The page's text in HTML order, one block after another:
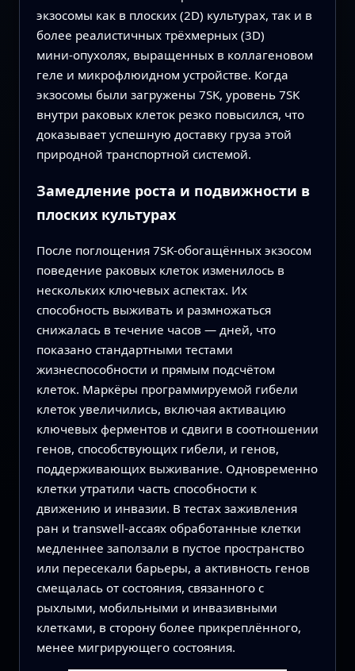
экзосомы как в плоских (2D) культурах, так и в
более реалистичных трёхмерных (3D)
мини‑опухолях, выращенных в коллагеновом
геле и микрофлюидном устройстве. Когда
экзосомы были загружены 7SK, уровень 7SK
внутри раковых клеток резко повысился, что
доказывает успешную доставку груза этой
природной транспортной системой.
Замедление роста и подвижности в
плоских культурах
После поглощения 7SK‑обогащённых экзосом
поведение раковых клеток изменилось в
нескольких ключевых аспектах. Их
способность выживать и размножаться
снижалась в течение часов — дней, что
показано стандартными тестами
жизнеспособности и прямым подсчётом
клеток. Маркёры программируемой гибели
клеток увеличились, включая активацию
ключевых ферментов и сдвиги в соотношении
генов, способствующих гибели, и генов,
поддерживающих выживание. Одновременно
клетки утратили часть способности к
движению и инвазии. В тестах заживления
ран и transwell‑ассаях обработанные клетки
медленнее заползали в пустое пространство
или пересекали барьеры, а активность генов
смещалась от состояния, связанного с
рыхлыми, мобильными и инвазивными
клетками, в сторону более прикреплённого,
менее мигрирующего состояния.